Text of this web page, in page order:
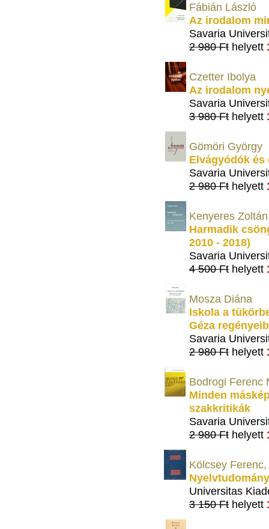
Fábián László
Az irodalom
Savaria
2 980 Ft helyett
Czetter Ibolya
Az irodalom
Savaria
3 980 Ft helyett
Gömöri György
Elvágyódók
Savaria
2 980 Ft helyett
Kenyeres Zoltán
Harmadik
2010 - 2018)
Savaria
4 500 Ft helyett
Mosza Diána
Iskola a
Géza
Savaria
2 980 Ft helyett
Bodrogi Ferenc
Minden
szakkritikák
Savaria
2 980 Ft helyett
Kölcsey
Universitas
3 150 Ft helyett